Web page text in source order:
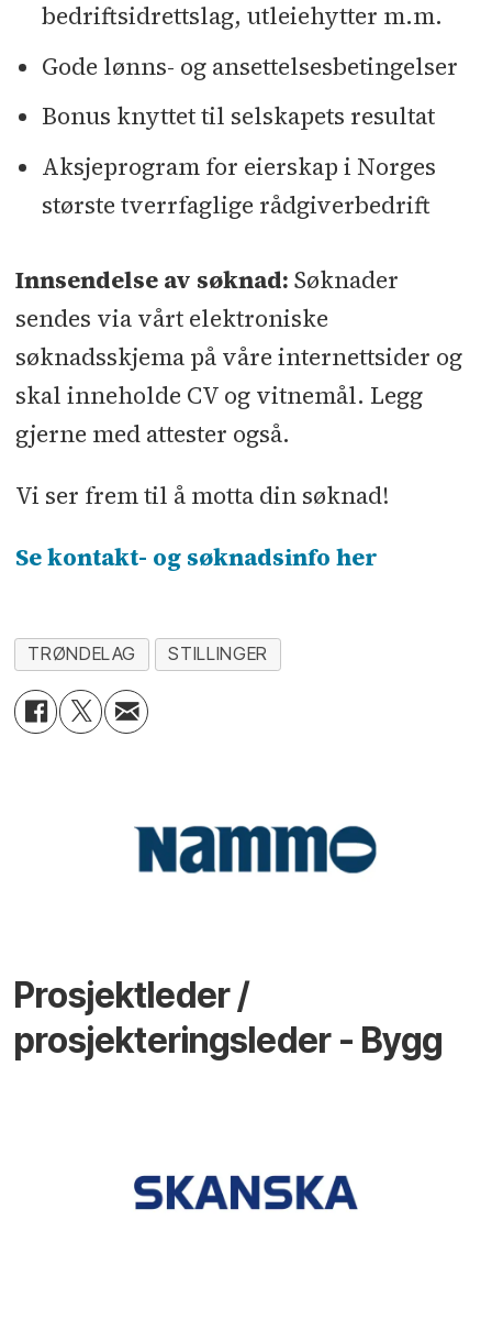
bedriftsidrettslag, utleiehytter m.m.
Gode lønns- og ansettelsesbetingelser
Bonus knyttet til selskapets resultat
Aksjeprogram for eierskap i Norges
største tverrfaglige rådgiverbedrift
Innsendelse av søknad: Søknader
sendes via vårt elektroniske
søknadsskjema på våre internettsider og
skal inneholde CV og vitnemål. Legg
gjerne med attester også.
Vi ser frem til å motta din søknad!
Se kontakt- og søknadsinfo her
TRØNDELAG STILLINGER
Prosjektleder /
prosjekteringsleder - Bygg